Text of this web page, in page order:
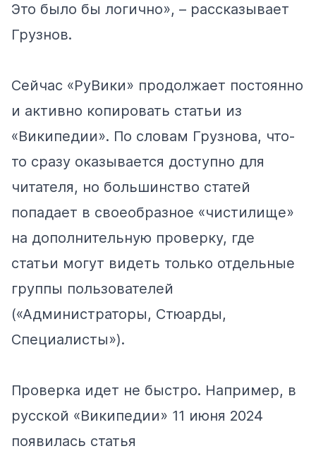
Это было бы логично», – рассказывает
Грузнов.
Сейчас «РуВики» продолжает постоянно
и активно копировать статьи из
«Википедии». По словам Грузнова, что-
то сразу оказывается доступно для
читателя, но большинство статей
попадает в своеобразное «чистилище»
на дополнительную проверку, где
статьи могут видеть только отдельные
группы пользователей
(«Администраторы, Стюарды,
Специалисты»).
Проверка идет не быстро. Например, в
русской «Википедии» 11 июня 2024
появилась статья